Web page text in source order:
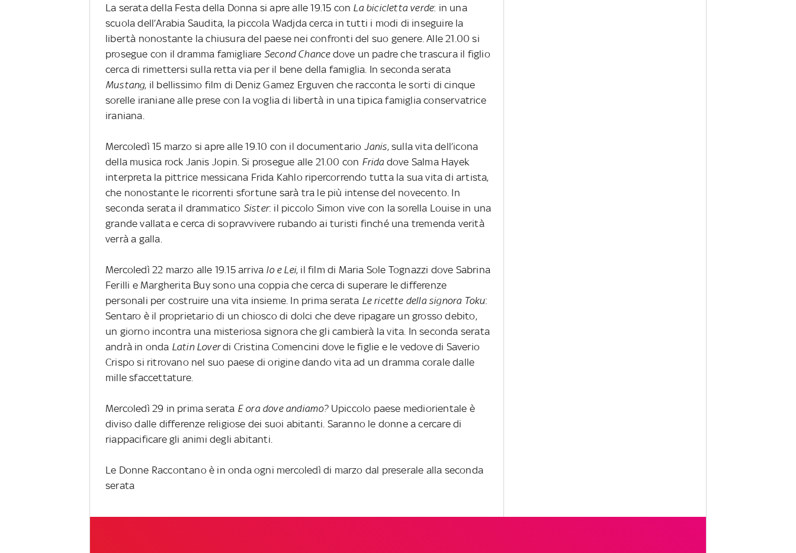
La serata della Festa della Donna si apre alle 19.15 con La bicicletta verde: in una
scuola dell’Arabia Saudita, la piccola Wadjda cerca in tutti i modi di inseguire la
libertà nonostante la chiusura del paese nei confronti del suo genere. Alle 21.00 si
prosegue con il dramma famigliare Second Chancedove un padre che trascura il figlio
cerca di rimettersi sulla retta via per il bene della famiglia. In seconda serata
Mustang, il bellissimo film di Deniz Gamez Erguven che racconta le sorti di cinque
sorelle iraniane alle prese con la voglia di libertà in una tipica famiglia conservatrice
iraniana.
Mercoledì 15 marzo si apre alle 19.10 con il documentario Janis, sulla vita dell’icona
della musica rock Janis Jopin. Si prosegue alle 21.00 con Frida dove Salma Hayek
interpreta la pittrice messicana Frida Kahlo ripercorrendo tutta la sua vita di artista,
che nonostante le ricorrenti sfortune sarà tra le più intense del novecento. In
seconda serata il drammatico Sister: il piccolo Simon vive con la sorella Louise in una
grande vallata e cerca di sopravvivere rubando ai turisti finché una tremenda verità
verrà a galla.
Mercoledì 22 marzo alle 19.15 arriva Io e Lei, il film di Maria Sole Tognazzi dove Sabrina
Ferilli e Margherita Buy sono una coppia che cerca di superare le differenze
personali per costruire una vita insieme. In prima serata Le ricette della signora Toku:
Sentaro è il proprietario di un chiosco di dolci che deve ripagare un grosso debito,
un giorno incontra una misteriosa signora che gli cambierà la vita. In seconda serata
andrà in onda Latin Loverdi Cristina Comencini dove le figlie e le vedove di Saverio
Crispo si ritrovano nel suo paese di origine dando vita ad un dramma corale dalle
mille sfaccettature.
Mercoledì 29 in prima serata E ora dove andiamo?Upiccolo paese mediorientale è
diviso dalle differenze religiose dei suoi abitanti. Saranno le donne a cercare di
riappacificare gli animi degli abitanti.
Le Donne Raccontano è in onda ogni mercoledì di marzo dal preserale alla seconda
serata